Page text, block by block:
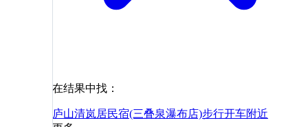
在结果中找：
庐山清岚居民宿(三叠泉瀑布店)步行开车附近